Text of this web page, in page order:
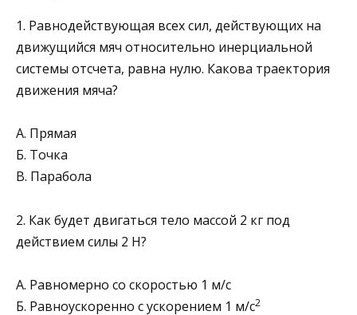
1. Равнодействующая всех сил, действующих на
движу­щийся мяч относительно инерциальной
системы отсчета, равна нулю. Какова траектория
движения мяча?
А. Прямая
Б. Точка
В. Парабола
2. Как будет двигаться тело массой 2 кг под
действием силы 2 Н?
А. Равномерно со скоростью 1 м/с
Б. Равноускоренно с ускорением 1 м/с2